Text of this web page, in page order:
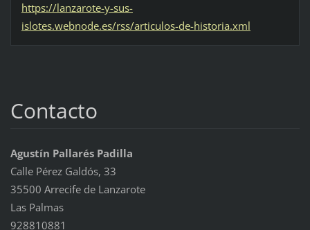
https://lanzarote-y-sus-
islotes.webnode.es/rss/articulos-de-historia.xml
Contacto
Agustín Pallarés Padilla
Calle Pérez Galdós, 33
35500 Arrecife de Lanzarote
Las Palmas
928810881